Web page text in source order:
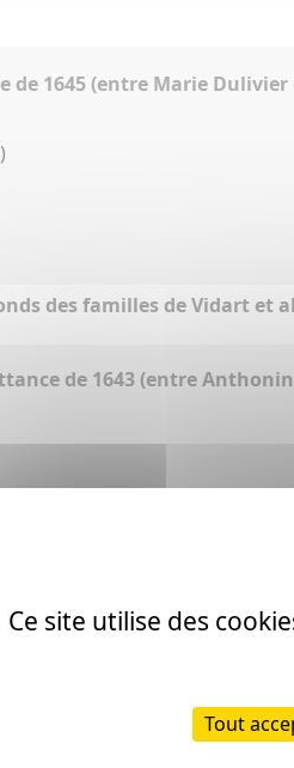
de 1645 (entre Marie
des familles de Vidart et
de 1643 (entre
des familles de Vidart et
de 1639 (entre
Ce site utilise des
Tout